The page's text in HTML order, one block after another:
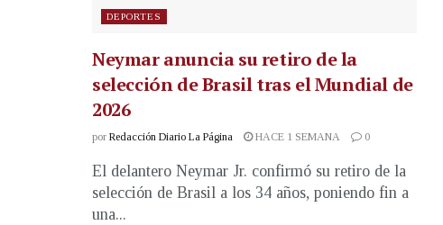
DEPORTES
Neymar anuncia su retiro de la
selección de Brasil tras el Mundial de
2026
por Redacción Diario La Página HACE 1 SEMANA 0
El delantero Neymar Jr. confirmó su retiro de la
selección de Brasil a los 34 años, poniendo fin a
una...